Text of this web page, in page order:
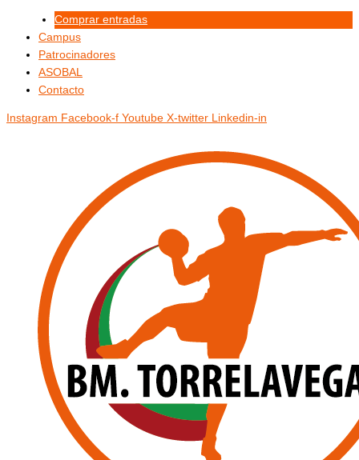
contenido
Comprar entradas
Campus
Patrocinadores
ASOBAL
Contacto
Instagram Facebook-f Youtube X-twitter Linkedin-in